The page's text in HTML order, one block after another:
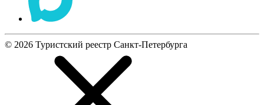
© 2026 Туристский реестр Санкт-Петербурга